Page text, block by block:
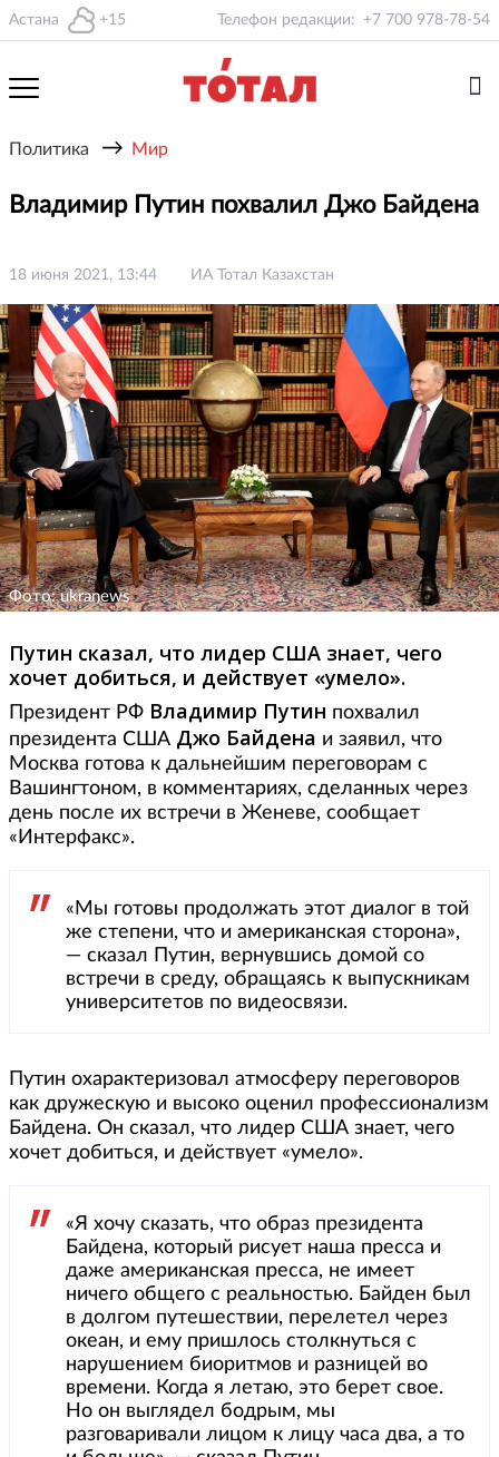
Астана +15 Телефон редакции: +7 700 978-78-54
Политика → Мир
Владимир Путин похвалил Джо Байдена
18 июня 2021, 13:44 ИА Тотал Казахстан
Фото: ukranews
Путин сказал, что лидер США знает, чего
хочет добиться, и действует «умело».
Президент РФ Владимир Путин похвалил
президента США Джо Байдена и заявил, что
Москва готова к дальнейшим переговорам с
Вашингтоном, в комментариях, сделанных через
день после их встречи в Женеве, сообщает
«Интерфакс».
«Мы готовы продолжать этот диалог в той
же степени, что и американская сторона»,
— сказал Путин, вернувшись домой со
встречи в среду, обращаясь к выпускникам
университетов по видеосвязи.
Путин охарактеризовал атмосферу переговоров
как дружескую и высоко оценил профессионализм
Байдена. Он сказал, что лидер США знает, чего
хочет добиться, и действует «умело».
«Я хочу сказать, что образ президента
Байдена, который рисует наша пресса и
даже американская пресса, не имеет
ничего общего с реальностью. Байден был
в долгом путешествии, перелетел через
океан, и ему пришлось столкнуться с
нарушением биоритмов и разницей во
времени. Когда я летаю, это берет свое.
Но он выглядел бодрым, мы
разговаривали лицом к лицу часа два, а то